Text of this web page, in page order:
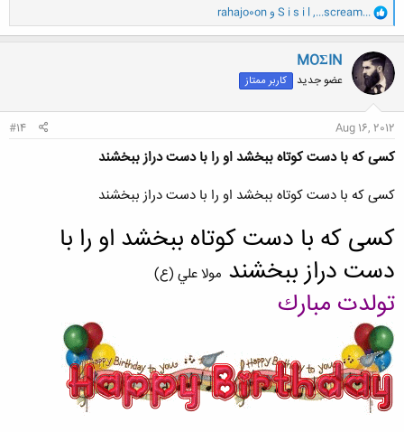
و
ا
ک
ن
ش
ه
ا
...scream...
,
S i s i l وrahajo0on
MOΣIN
عضو جدید کاربر ممتاز
Aug 16, 2012
#14
كسى كه با دست كوتاه ببخشد او را با دست دراز ببخشند
كسى كه با دست كوتاه ببخشد او را با دست دراز ببخشند
كسى كه با دست كوتاه ببخشد او را با
دست دراز ببخشند مولا علي (ع)
تولدت مبارك